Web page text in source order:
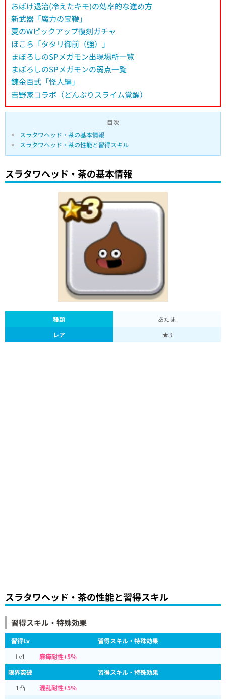
おばけ退治(冷えたキモ)の効率的な進め方
新武器「魔力の宝鞭」
夏のWピックアップ復刻ガチャ
ほこら「タタリ御前（強）」
まぼろしのSPメガモン出現場所一覧
まぼろしのSPメガモンの弱点一覧
錬金百式「怪人編」
吉野家コラボ（どんぶりスライム覚醒）
目次
スラタワヘッド・茶の基本情報
スラタワヘッド・茶の性能と習得スキル
スラタワヘッド・茶の基本情報
種類
あたま
レア
★3
スラタワヘッド・茶の性能と習得スキル
習得スキル・特殊効果
習得Lv
習得スキル・特殊効果
Lv1
麻痺耐性+5％
限界突破
習得スキル・特殊効果
1凸
混乱耐性+5％